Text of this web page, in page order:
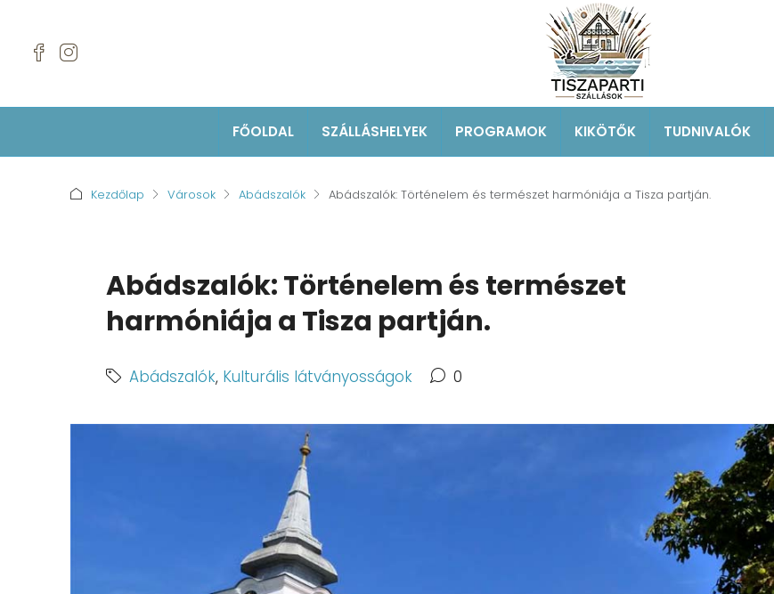
FŐOLDAL SZÁLLÁSHELYEK PROGRAMOK KIKÖTŐK TUDNIVALÓK
Kezdőlap Városok Abádszalók Abádszalók: Történelem és természet harmóniája a Tisza partján.
Abádszalók: Történelem és természet
harmóniája a Tisza partján.
Abádszalók, Kulturális látványosságok 0